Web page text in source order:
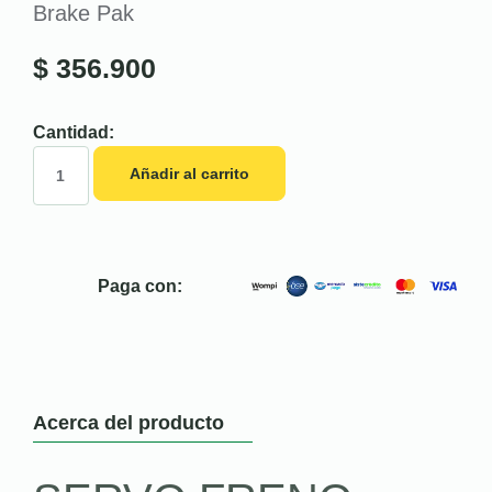
Brake Pak
$ 356.900
Cantidad:
Añadir al carrito
Paga con:
Acerca del producto